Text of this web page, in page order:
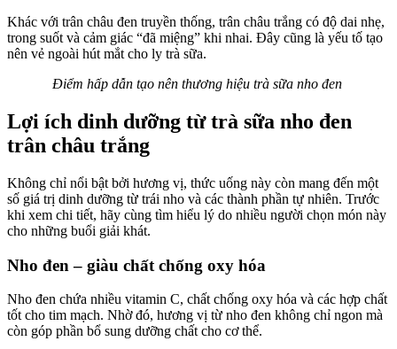
Khác với trân châu đen truyền thống, trân châu trắng có độ dai nhẹ,
trong suốt và cảm giác “đã miệng” khi nhai. Đây cũng là yếu tố tạo
nên vẻ ngoài hút mắt cho ly trà sữa.
Điểm hấp dẫn tạo nên thương hiệu trà sữa nho đen
Lợi ích dinh dưỡng từ trà sữa nho đen
trân châu trắng
Không chỉ nổi bật bởi hương vị, thức uống này còn mang đến một
số giá trị dinh dưỡng từ trái nho và các thành phần tự nhiên. Trước
khi xem chi tiết, hãy cùng tìm hiểu lý do nhiều người chọn món này
cho những buổi giải khát.
Nho đen – giàu chất chống oxy hóa
Nho đen chứa nhiều vitamin C, chất chống oxy hóa và các hợp chất
tốt cho tim mạch. Nhờ đó, hương vị từ nho đen không chỉ ngon mà
còn góp phần bổ sung dưỡng chất cho cơ thể.